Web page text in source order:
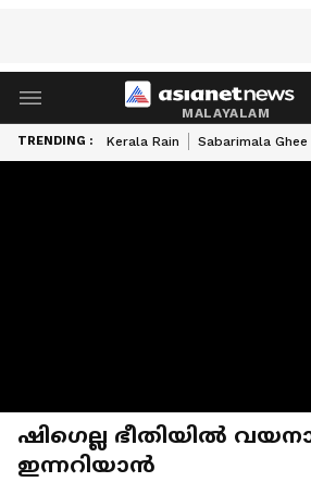
MALAYALAM
TRENDING : Kerala Rain Sabarimala Ghee
ഷി​ഗെല്ല ഭീതിയിൽ
ഇന്നറിയാൻ